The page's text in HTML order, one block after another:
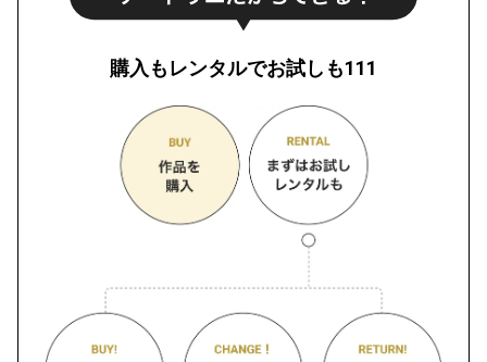
購入もレンタルでお試しも111